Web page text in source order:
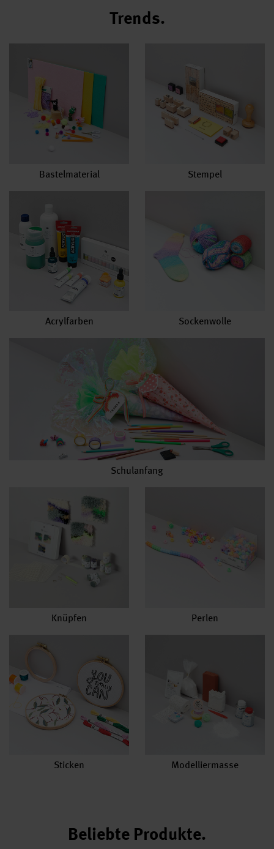
Trends.
Bastelmaterial Stempel
Acrylfarben Sockenwolle
Schulanfang
Knüpfen Perlen
Sticken Modelliermasse
Beliebte Produkte.